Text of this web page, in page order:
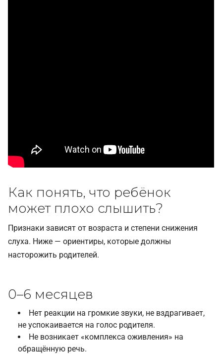
Как понять, что ребёнок
может плохо слышить?
Признаки зависят от возраста и степени снижения
слуха. Ниже — ориентиры, которые должны
насторожить родителей.
0–6 месяцев
Нет реакции на громкие звуки, не вздрагивает,
не успокаивается на голос родителя.
Не возникает «комплекса оживления» на
обращённую речь.